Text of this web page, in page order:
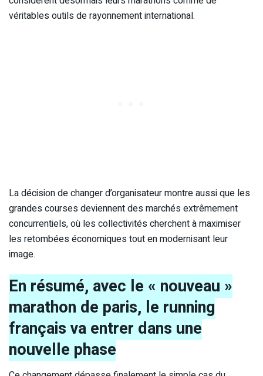
véritables outils de rayonnement international.
La décision de changer d’organisateur montre aussi que les
grandes courses deviennent des marchés extrêmement
concurrentiels, où les collectivités cherchent à maximiser
les retombées économiques tout en modernisant leur
image.
En résumé, avec le « nouveau »
marathon de paris, le running
français va entrer dans une
nouvelle phase